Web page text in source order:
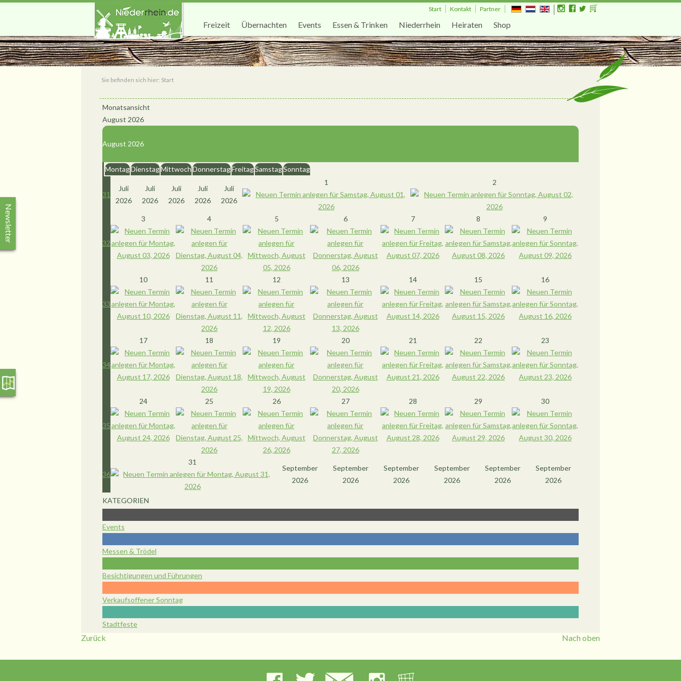
Start Kontakt Partner
Freizeit Übernachten Events Essen & Trinken Niederrhein Heiraten Shop
Sie befinden sich hier: Start
Monatsansicht
August 2026
August 2026
MontagDienstagMittwochDonnerstagFreitagSamstagSonntag
31
Juli
2026
Juli
2026
Juli
2026
Juli
2026
Juli
2026
1 2
32
3 4 5 6 7 8 9
33
10 11 12 13 14 15 16
34
17 18 19 20 21 22 23
35
24 25 26 27 28 29 30
36
31
September
2026
September
2026
September
2026
September
2026
September
2026
September
2026
KATEGORIEN
Events
Messen & Trödel
Besichtigungen und Führungen
Verkaufsoffener Sonntag
Stadtfeste
Zurück Nach oben
Newsletter